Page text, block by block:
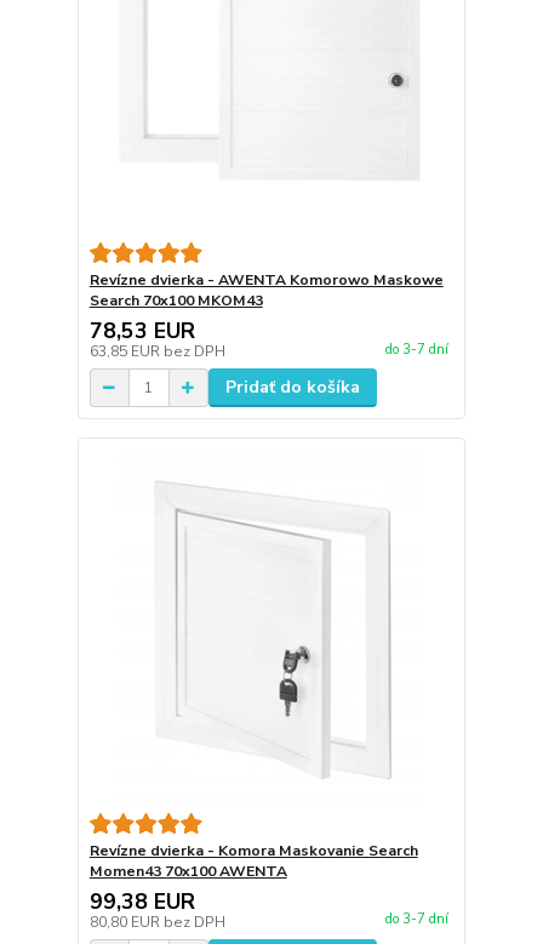
Revízne dvierka - AWENTA Komorowo Maskowe
Search 70x100 MKOM43
78,53 EUR
63,85 EUR bez DPH do 3-7 dní
Pridať do košíka
Revízne dvierka - Komora Maskovanie Search
Momen43 70x100 AWENTA
99,38 EUR
80,80 EUR bez DPH do 3-7 dní